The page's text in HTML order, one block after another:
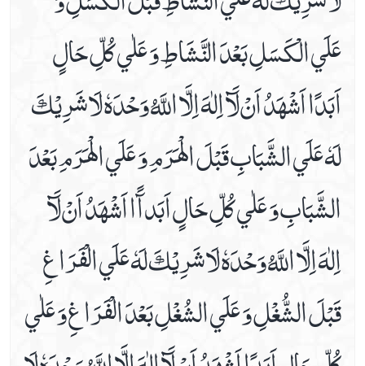
عَلَي الْكَسَلِ بَعْدَ النَّشَاطِ وَ عَلٰي كُلِّ حَالٍ
اَبَدًا اَشْهَدُ اَنْ لَآ اِلٰهَ اِلَّا اللَّهُ وَحْدَهٗ لَا شَرِيْكَ
لَهٗ عَلَي الشَّبَابِ قَبْلَ الْهَرَمِ وَ عَلَي الْهَرَمِ بَعْدَ
الشَّبَابِ وَ عَلٰي كُلِّ حَالٍ اَبَدآًا اَشْهَدُ اَنْ لَآ
اِلٰهَ اِلَّا اللَّهُ وَحْدَهٗ لَا شَرِيْكَ لَهٗ عَلَي الْفَرَاغِ
قَبْلَ الشُّغْلِ وَ عَلَي الشُغْلِ بَعْدَ الْفَرَاغِ وَ عَلٰي